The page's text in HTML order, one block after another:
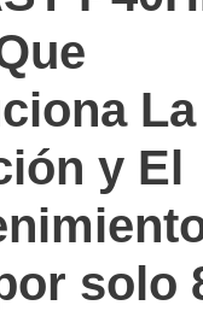
La
y El
solo